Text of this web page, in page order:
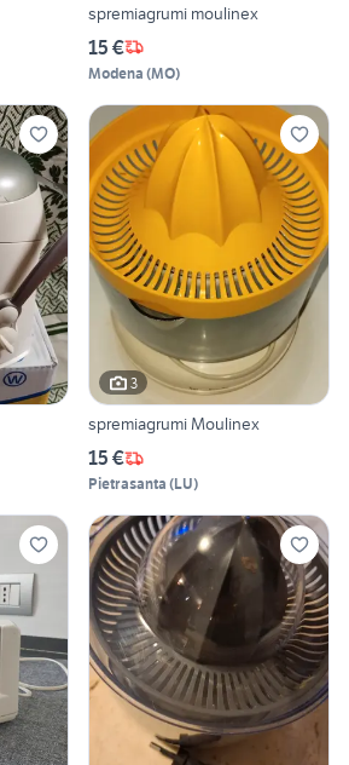
spremiagrumi moulinex
15 €
Modena (MO)
3
spremiagrumi Moulinex
15 €
Pietrasanta (LU)